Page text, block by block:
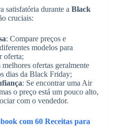
satisfatória durante a Black
cruciais:
: Compare preços e
modelos para
oferta;
melhores ofertas geralmente
dias da Black Friday;
: Se encontrar uma Air
o preço está um pouco alto,
com o vendedor.
com 60 Receitas para